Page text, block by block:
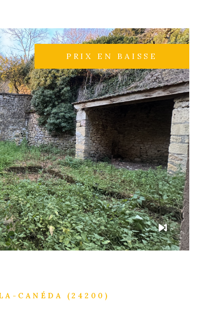
sont disponibles sur le site Géorisques
PRIX EN BAISSE
LE BIEN
CANÉDA (24200)